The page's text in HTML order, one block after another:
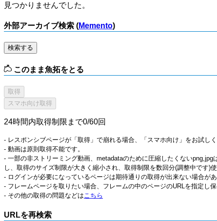
見つかりませんでした。
外部アーカイブ検索 (Memento)
検索する
このまま魚拓をとる
24時間内取得制限まで0/60回
- レスポンシブページが「取得」で崩れる場合、「スマホ向け」をお試しく
- 動画は原則取得不能です。
- 一部の非ストリーミング動画、metadataのために圧縮したくない
し、取得のサイズ制限が大きく縮小され、取得制限を数回分(調整中です)使
- ログインが必要になっているページは期待通りの取得が出来ない場合が
- フレームページを取りたい場合、フレームの中のページのURLを指定し
- その他の取得の問題などは こちら
URLを再検索